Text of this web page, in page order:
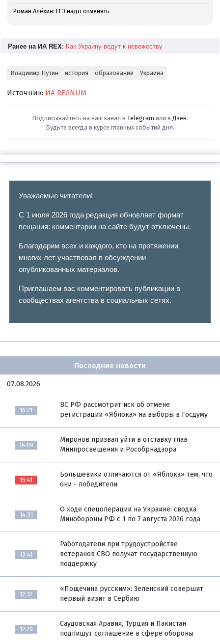
Роман Алёхин: ЕГЭ надо отменять
Ранее на ИА REX: Как Украину ведут к невежеству
Владимир Путин история образование Украина
Источник: ИА REGNUM
Подписывайтесь на наш канал в Telegram или в Дзен.
Будьте всегда в курсе главных событий дня.
Уважаемые читатели!
С 1 июля 2026 года редакция обновляет формат
вещания: комментарии на сайте будут отключены.
Благодарим всех и каждого, кто на протяжении
многих лет участвовал в обсуждении
опубликованных материалов.
Приглашаем вас комментировать публикации в
сообществах агентства в социальных сетях.
Последние новости
07.08.2026
16:21
ВС РФ рассмотрит иск об отмене
регистрации «Яблока» на выборы в Госдуму
16:09
Миронов призвал уйти в отставку глав
Минпросвещения и Рособрнадзора
15:41
Большевики отличаются от «Яблока» тем, что
они - победители
14:31
О ходе спецоперации на Украине: сводка
Минобороны РФ с 1 по 7 августа 2026 года
13:41
Работодатели при трудоустройстве
ветеранов СВО получат государственную
поддержку
12:37
«Пощёчина русским»: Зеленский совершит
первый визит в Сербию
12:20
Саудовская Аравия, Турция и Пакистан
подпишут соглашение в сфере обороны